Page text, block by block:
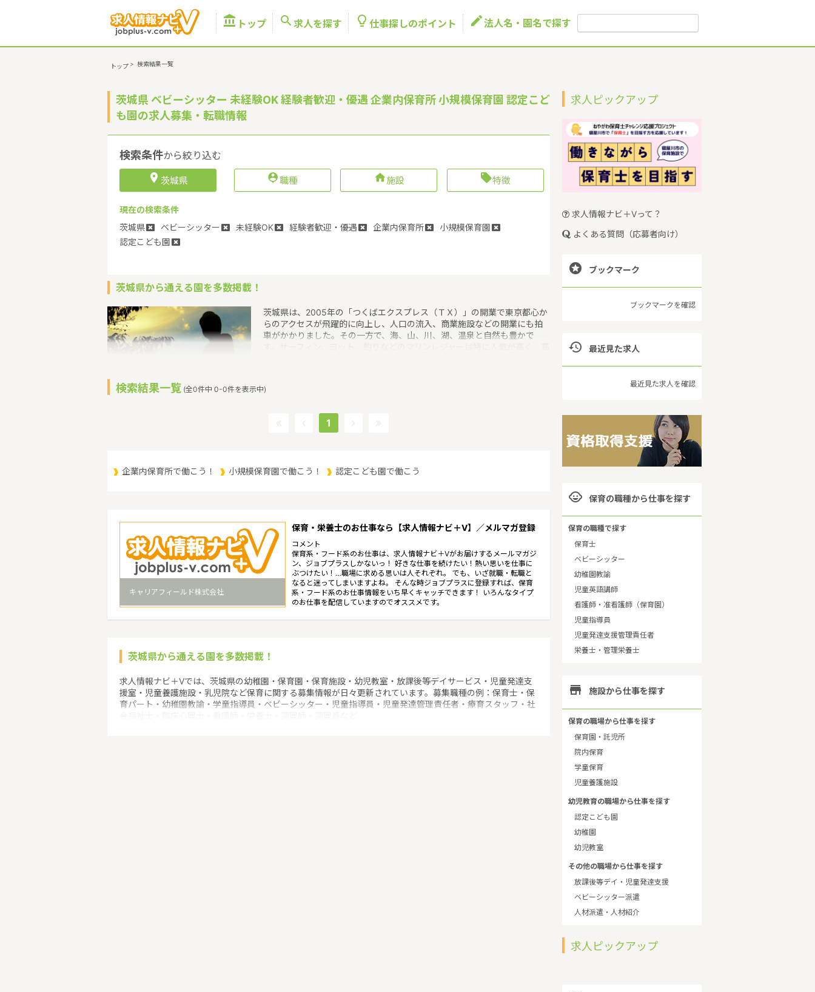
 トップ  求人を探す  仕事探しのポイント 法人名・園名で探す
トップ > 検索結果一覧
茨城県 ベビーシッター 未経験OK 経験者歓迎・優遇 企業内保育所 小規模保育園 認定こど
も園の求人募集・転職情報
検索条件から絞り込む
 茨城県 職種 施設 特徴
現在の検索条件
茨城県
ベビーシッター 未経験OK 経験者歓迎・優遇 企業内保育所
小規模保育園
認定こども園
茨城県から通える園を多数掲載！
茨城県は、2005年の「つくばエクスプレス（ＴＸ）」の開業で東京都心か
らのアクセスが飛躍的に向上し、人口の流入、商業施設などの開業にも拍
車がかかりました。その一方で、海、山、川、湖、温泉と自然も豊かで
補助者雇上費貸付事業というような保育に関する取り組みを行っていま
育所や保育施設が849施設あり、保育士求人倍率が2.19となっています。
（2017年10月現在）茨城県の市町村は44。茨城県家賃相場：6.0万円
検索結果一覧 (全0件中 0-0件を表示中)
1
企業内保育所で働こう！ 小規模保育園で働こう！ 認定こども園で働こう
キャリアフィールド株式会社
保育・栄養士のお仕事なら【求人情報ナビ＋V】／メルマガ登録
コメント
保育系・フード系のお仕事は、求人情報ナビ＋Vがお届けするメールマガジ
ン、ジョブプラスしかないっ！ 好きな仕事を続けたい！熱い思いを仕事に
ぶつけたい！…職場に求める思いは人それぞれ。 でも、いざ就職・転職と
なると迷ってしまいますよね。 そんな時ジョブプラスに登録すれば、保育
系・フード系のお仕事情報をいち早くキャッチできます！ いろんなタイプ
のお仕事を配信していますのでオススメです。
茨城県から通える園を多数掲載！
求人情報ナビ＋Vでは、茨城県の幼稚園・保育園・保育施設・幼児教室・放課後等デイサービス・児童発達支
援室・児童養護施設・乳児院など保育に関する募集情報が日々更新されています。募集職種の例：保育士・保
育パート・幼稚園教諭・学童指導員・ベビーシッター・児童指導員・児童発達管理責任者・療育スタッフ・社
求人ピックアップ
求人情報ナビ＋Vって？
よくある質問（応募者向け）
 ブックマーク
ブックマークを確認
 最近見た求人
最近見た求人を確認
 保育の職種から仕事を探す
保育の職種で探す
保育士
ベビーシッター
幼稚園教諭
児童英語講師
看護師・准看護師（保育園）
児童指導員
児童発達支援管理責任者
栄養士・管理栄養士
 施設から仕事を探す
保育の職場から仕事を探す
保育園・託児所
院内保育
学童保育
児童養護施設
幼児教育の職場から仕事を探す
認定こども園
幼稚園
幼児教室
その他の職場から仕事を探す
放課後等デイ・児童発達支援
ベビーシッター派遣
人材派遣・人材紹介
求人ピックアップ